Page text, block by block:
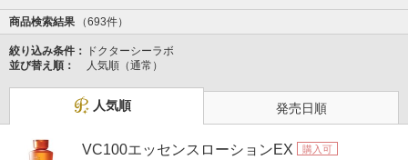
商品検索結果 （693件）
絞り込み条件：
ドクターシーラボ
並び替え順：
人気順（通常）
人気順 発売日順
VC100エッセンスローションEX 購入可